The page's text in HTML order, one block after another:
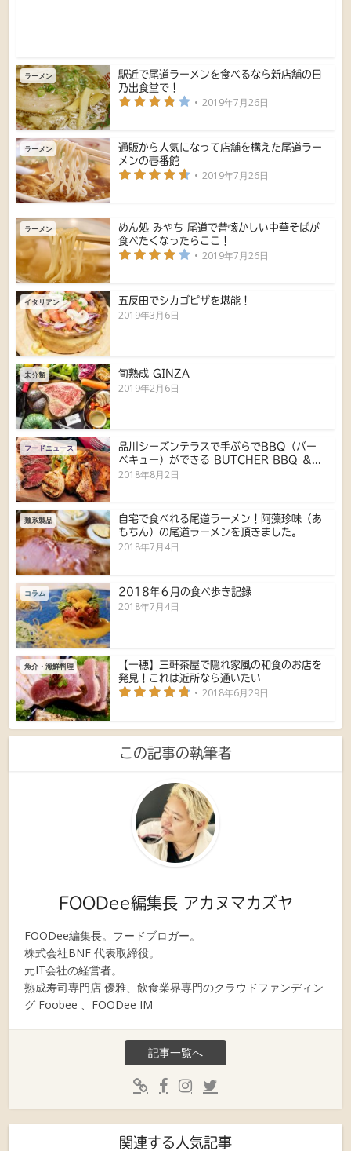
ラーメン
駅近で尾道ラーメンを食べるなら新店舗の日
乃出食堂で！
2019年7月26日
ラーメン
通販から人気になって店舗を構えた尾道ラー
メンの壱番館
2019年7月26日
ラーメン
めん処 みやち 尾道で昔懐かしい中華そばが
食べたくなったらここ！
2019年7月26日
イタリアン 五反田でシカゴピザを堪能！
2019年3月6日
未分類 旬熟成 GINZA
2019年2月6日
フードニュース
品川シーズンテラスで手ぶらでBBQ（バー
ベキュー）ができる BUTCHER BBQ ＆...
2018年8月2日
麺系製品
自宅で食べれる尾道ラーメン！阿藻珍味（あ
もちん）の尾道ラーメンを頂きました。
2018年7月4日
コラム 2018年６月の食べ歩き記録
2018年7月4日
魚介・海鮮料理
【一穂】三軒茶屋で隠れ家風の和食のお店を
発見！これは近所なら通いたい
2018年6月29日
この記事の執筆者
FOODee編集長 アカヌマカズヤ
FOODee編集長。フードブロガー。
株式会社BNF 代表取締役。
元IT会社の経営者。
熟成寿司専門店 優雅、飲食業界専門のクラウドファンディン
グ Foobee 、FOODee IM
記事一覧へ
関連する人気記事